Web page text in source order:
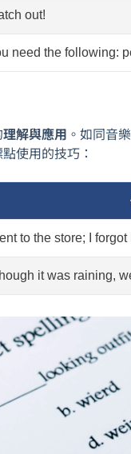
out!
need the following:
理解與應用 。如同音
使用的技巧：
to the store; I
it was raining,